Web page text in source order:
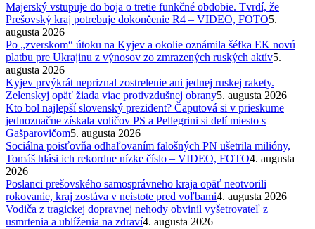
Majerský vstupuje do boja o tretie funkčné obdobie. Tvrdí, že
Prešovský kraj potrebuje dokončenie R4 – VIDEO, FOTO5.
augusta 2026
Po „zverskom“ útoku na Kyjev a okolie oznámila šéfka EK novú
platbu pre Ukrajinu z výnosov zo zmrazených ruských aktív5.
augusta 2026
Kyjev prvýkrát nepriznal zostrelenie ani jednej ruskej rakety.
Zelenskyj opäť žiada viac protivzdušnej obrany5. augusta 2026
Kto bol najlepší slovenský prezident? Čaputová si v prieskume
jednoznačne získala voličov PS a Pellegrini si delí miesto s
Gašparovičom5. augusta 2026
Sociálna poisťovňa odhaľovaním falošných PN ušetrila milióny,
Tomáš hlási ich rekordne nízke číslo – VIDEO, FOTO4. augusta
2026
Poslanci prešovského samosprávneho kraja opäť neotvorili
rokovanie, kraj zostáva v neistote pred voľbami4. augusta 2026
Vodiča z tragickej dopravnej nehody obvinil vyšetrovateľ z
usmrtenia a ublíženia na zdraví4. augusta 2026